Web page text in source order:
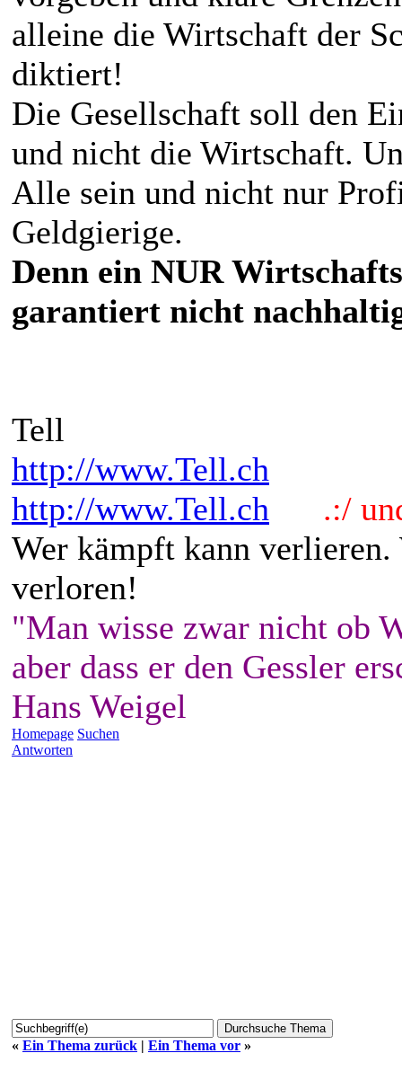
alleine die Wirtschaft der
diktiert!
Die Gesellschaft soll den
und nicht die Wirtschaft.
Alle sein und nicht nur
Geldgierige.
Denn ein NUR
garantiert nicht
Tell
http://www.Tell.ch
http://www.Tell.ch
.:/
Wer kämpft kann
verloren!
"Man wisse zwar nicht ob
aber dass er den Gessler
Hans Weigel
Homepage Suchen
Antworten
« Ein Thema zurück | Ein Thema vor »